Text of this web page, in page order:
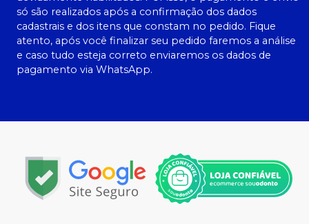
só são realizados após a confirmação dos dados
cadastrais e dos itens que constam no pedido. Fique
atento, após você finalizar seu pedido faremos a análise
e caso tudo esteja correto enviaremos os dados de
pagamento via WhatsApp.